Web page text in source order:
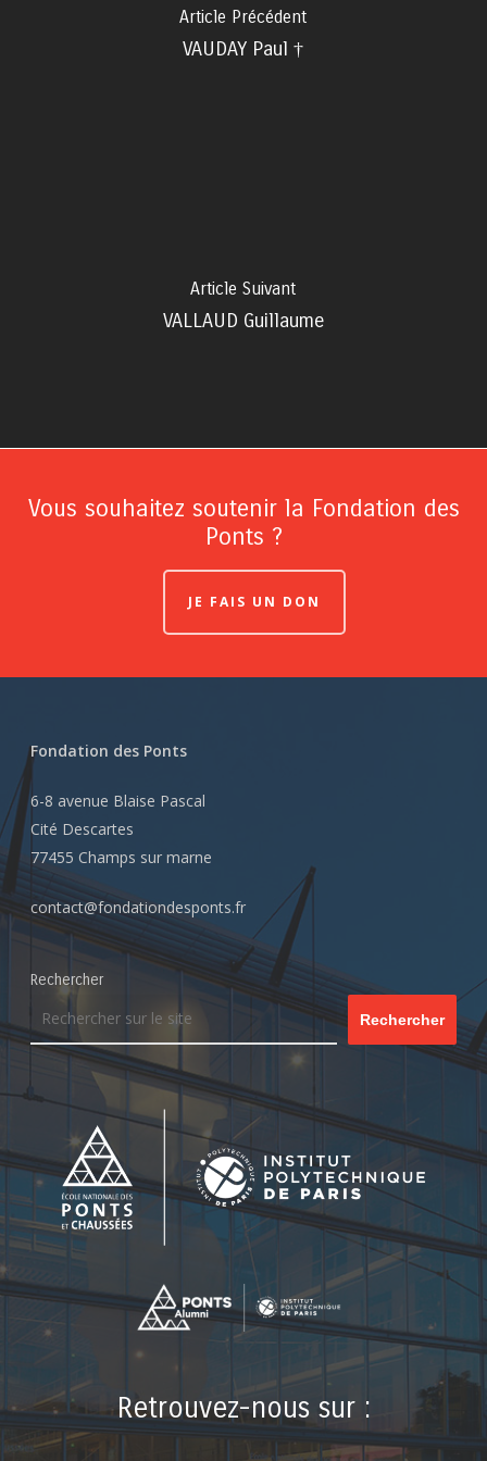
Article Précédent
VAUDAY Paul †
Article Suivant
VALLAUD Guillaume
Vous souhaitez soutenir la Fondation des
Ponts ?
JE FAIS UN DON
Fondation des Ponts
6-8 avenue Blaise Pascal
Cité Descartes
77455 Champs sur marne
contact@fondationdesponts.fr
Rechercher
Rechercher
Retrouvez-nous sur :